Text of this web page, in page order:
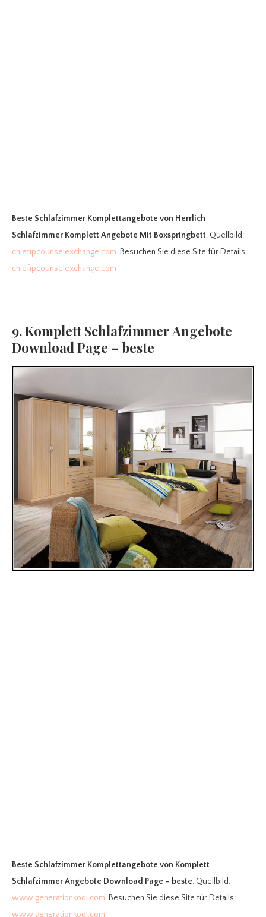
Beste Schlafzimmer Komplettangebote von Herrlich
Schlafzimmer Komplett Angebote Mit Boxspringbett. Quellbild:
chiefipcounselexchange.com. Besuchen Sie diese Site für Details:
chiefipcounselexchange.com
9. Komplett Schlafzimmer Angebote
Download Page – beste
Beste Schlafzimmer Komplettangebote von Komplett
Schlafzimmer Angebote Download Page – beste. Quellbild:
www.generationkool.com. Besuchen Sie diese Site für Details:
www.generationkool.com